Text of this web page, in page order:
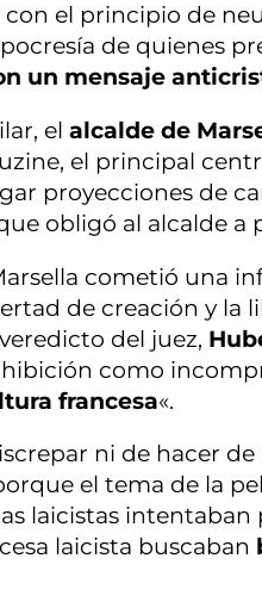
el principio de
de quienes
un mensaje
el alcalde de
el principal
proyecciones de
obligó al alcalde a
cometió una
de creación y
del juez,
como
francesa«.
ni de hacer
el tema de la
laicistas intentaban
laicista buscaban